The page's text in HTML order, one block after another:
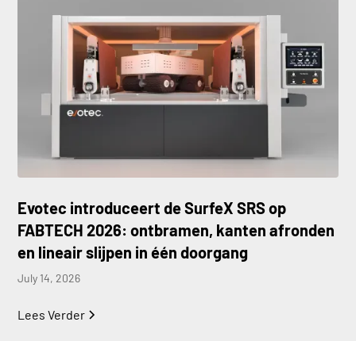
Evotec introduceert de SurfeX SRS op
FABTECH 2026: ontbramen, kanten afronden
en lineair slijpen in één doorgang
July 14, 2026
Lees Verder